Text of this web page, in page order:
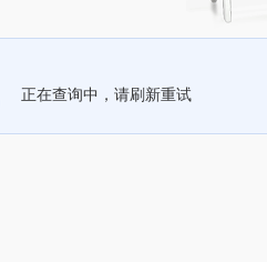
正在查询中，请刷新重试